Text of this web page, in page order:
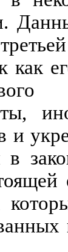
как
и
в